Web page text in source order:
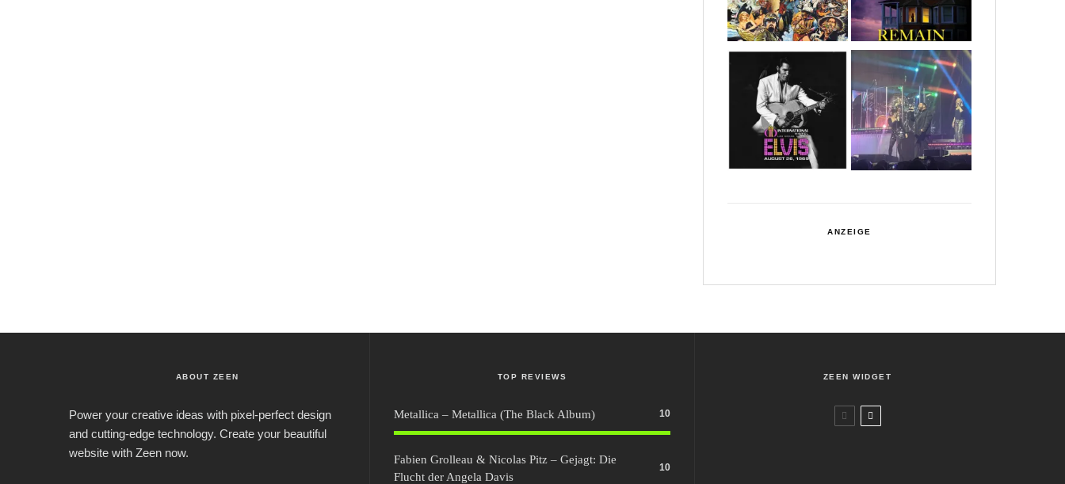
ANZEIGE
ABOUT ZEEN
Power your creative ideas with pixel-perfect design
and cutting-edge technology. Create your beautiful
website with Zeen now.
TOP REVIEWS
Metallica – Metallica (The Black Album) 10
Fabien Grolleau & Nicolas Pitz – Gejagt: Die
Flucht der Angela Davis
10
ZEEN WIDGET